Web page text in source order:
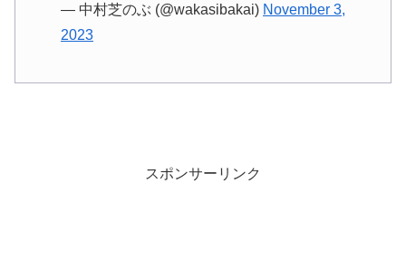
— 中村芝のぶ (@wakasibakai) November 3,
2023
スポンサーリンク